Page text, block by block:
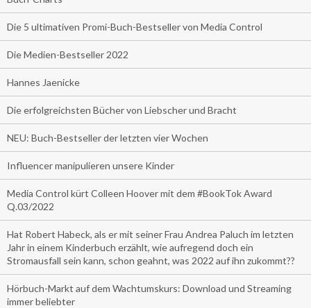
Die 5 ultimativen Promi-Buch-Bestseller von Media Control
Die Medien-Bestseller 2022
Hannes Jaenicke
Die erfolgreichsten Bücher von Liebscher und Bracht
NEU: Buch-Bestseller der letzten vier Wochen
Influencer manipulieren unsere Kinder
Media Control kürt Colleen Hoover mit dem #BookTok Award
Q.03/2022
Hat Robert Habeck, als er mit seiner Frau Andrea Paluch im letzten
Jahr in einem Kinderbuch erzählt, wie aufregend doch ein
Stromausfall sein kann, schon geahnt, was 2022 auf ihn zukommt??
Hörbuch-Markt auf dem Wachtumskurs: Download und Streaming
immer beliebter